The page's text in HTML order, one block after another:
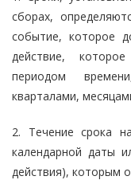
сборах,
событие, которое
действие,
периодом
кварталами,
2. Течение срока
календарной даты
действия), которым